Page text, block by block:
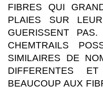
FIBRES QUI
PLAIES SUR
GUERISSENT
CHEMTRAILS
SIMILAIRES DE
DIFFERENTES
BEAUCOUP AUX